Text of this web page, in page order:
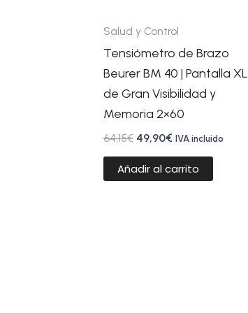
Salud y Control
Tensiómetro de Brazo
Beurer BM 40 | Pantalla XL
de Gran Visibilidad y
Memoria 2×60
64,15€ 49,90€ IVA incluido
Añadir al carrito